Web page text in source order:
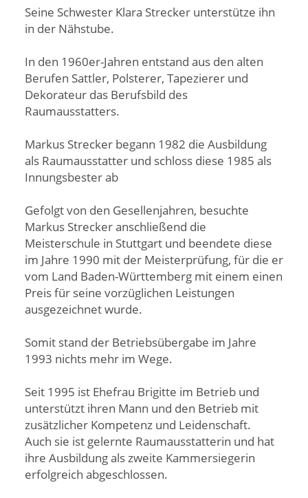
Seine Schwester Klara Strecker unterstütze ihn
in der Nähstube.
In den 1960er-Jahren entstand aus den alten
Berufen Sattler, Polsterer, Tapezierer und
Dekorateur das Berufsbild des
Raumausstatters.
Markus Strecker begann 1982 die Ausbildung
als Raumausstatter und schloss diese 1985 als
Innungsbester ab
Gefolgt von den Gesellenjahren, besuchte
Markus Strecker anschließend die
Meisterschule in Stuttgart und beendete diese
im Jahre 1990 mit der Meisterprüfung, für die er
vom Land Baden-Württemberg mit einem einen
Preis für seine vorzüglichen Leistungen
ausgezeichnet wurde.
Somit stand der Betriebsübergabe im Jahre
1993 nichts mehr im Wege.
Seit 1995 ist Ehefrau Brigitte im Betrieb und
unterstützt ihren Mann und den Betrieb mit
zusätzlicher Kompetenz und Leidenschaft.
Auch sie ist gelernte Raumausstatterin und hat
ihre Ausbildung als zweite Kammersiegerin
erfolgreich abgeschlossen.